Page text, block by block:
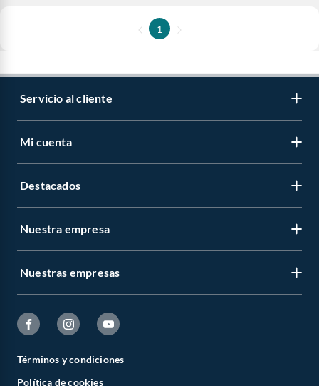
1
Servicio al cliente
Mi cuenta
Destacados
Nuestra empresa
Nuestras empresas
Términos y condiciones
Política de cookies